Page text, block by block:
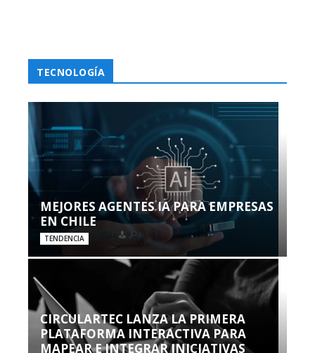
TECNOLOGÍA
MEJORES AGENTES IA PARA EMPRESAS
EN CHILE
TENDENCIA
CIRCULARTEC LANZA LA PRIMERA
PLATAFORMA INTERACTIVA PARA
MAPEAR E INTEGRAR INICIATIVAS